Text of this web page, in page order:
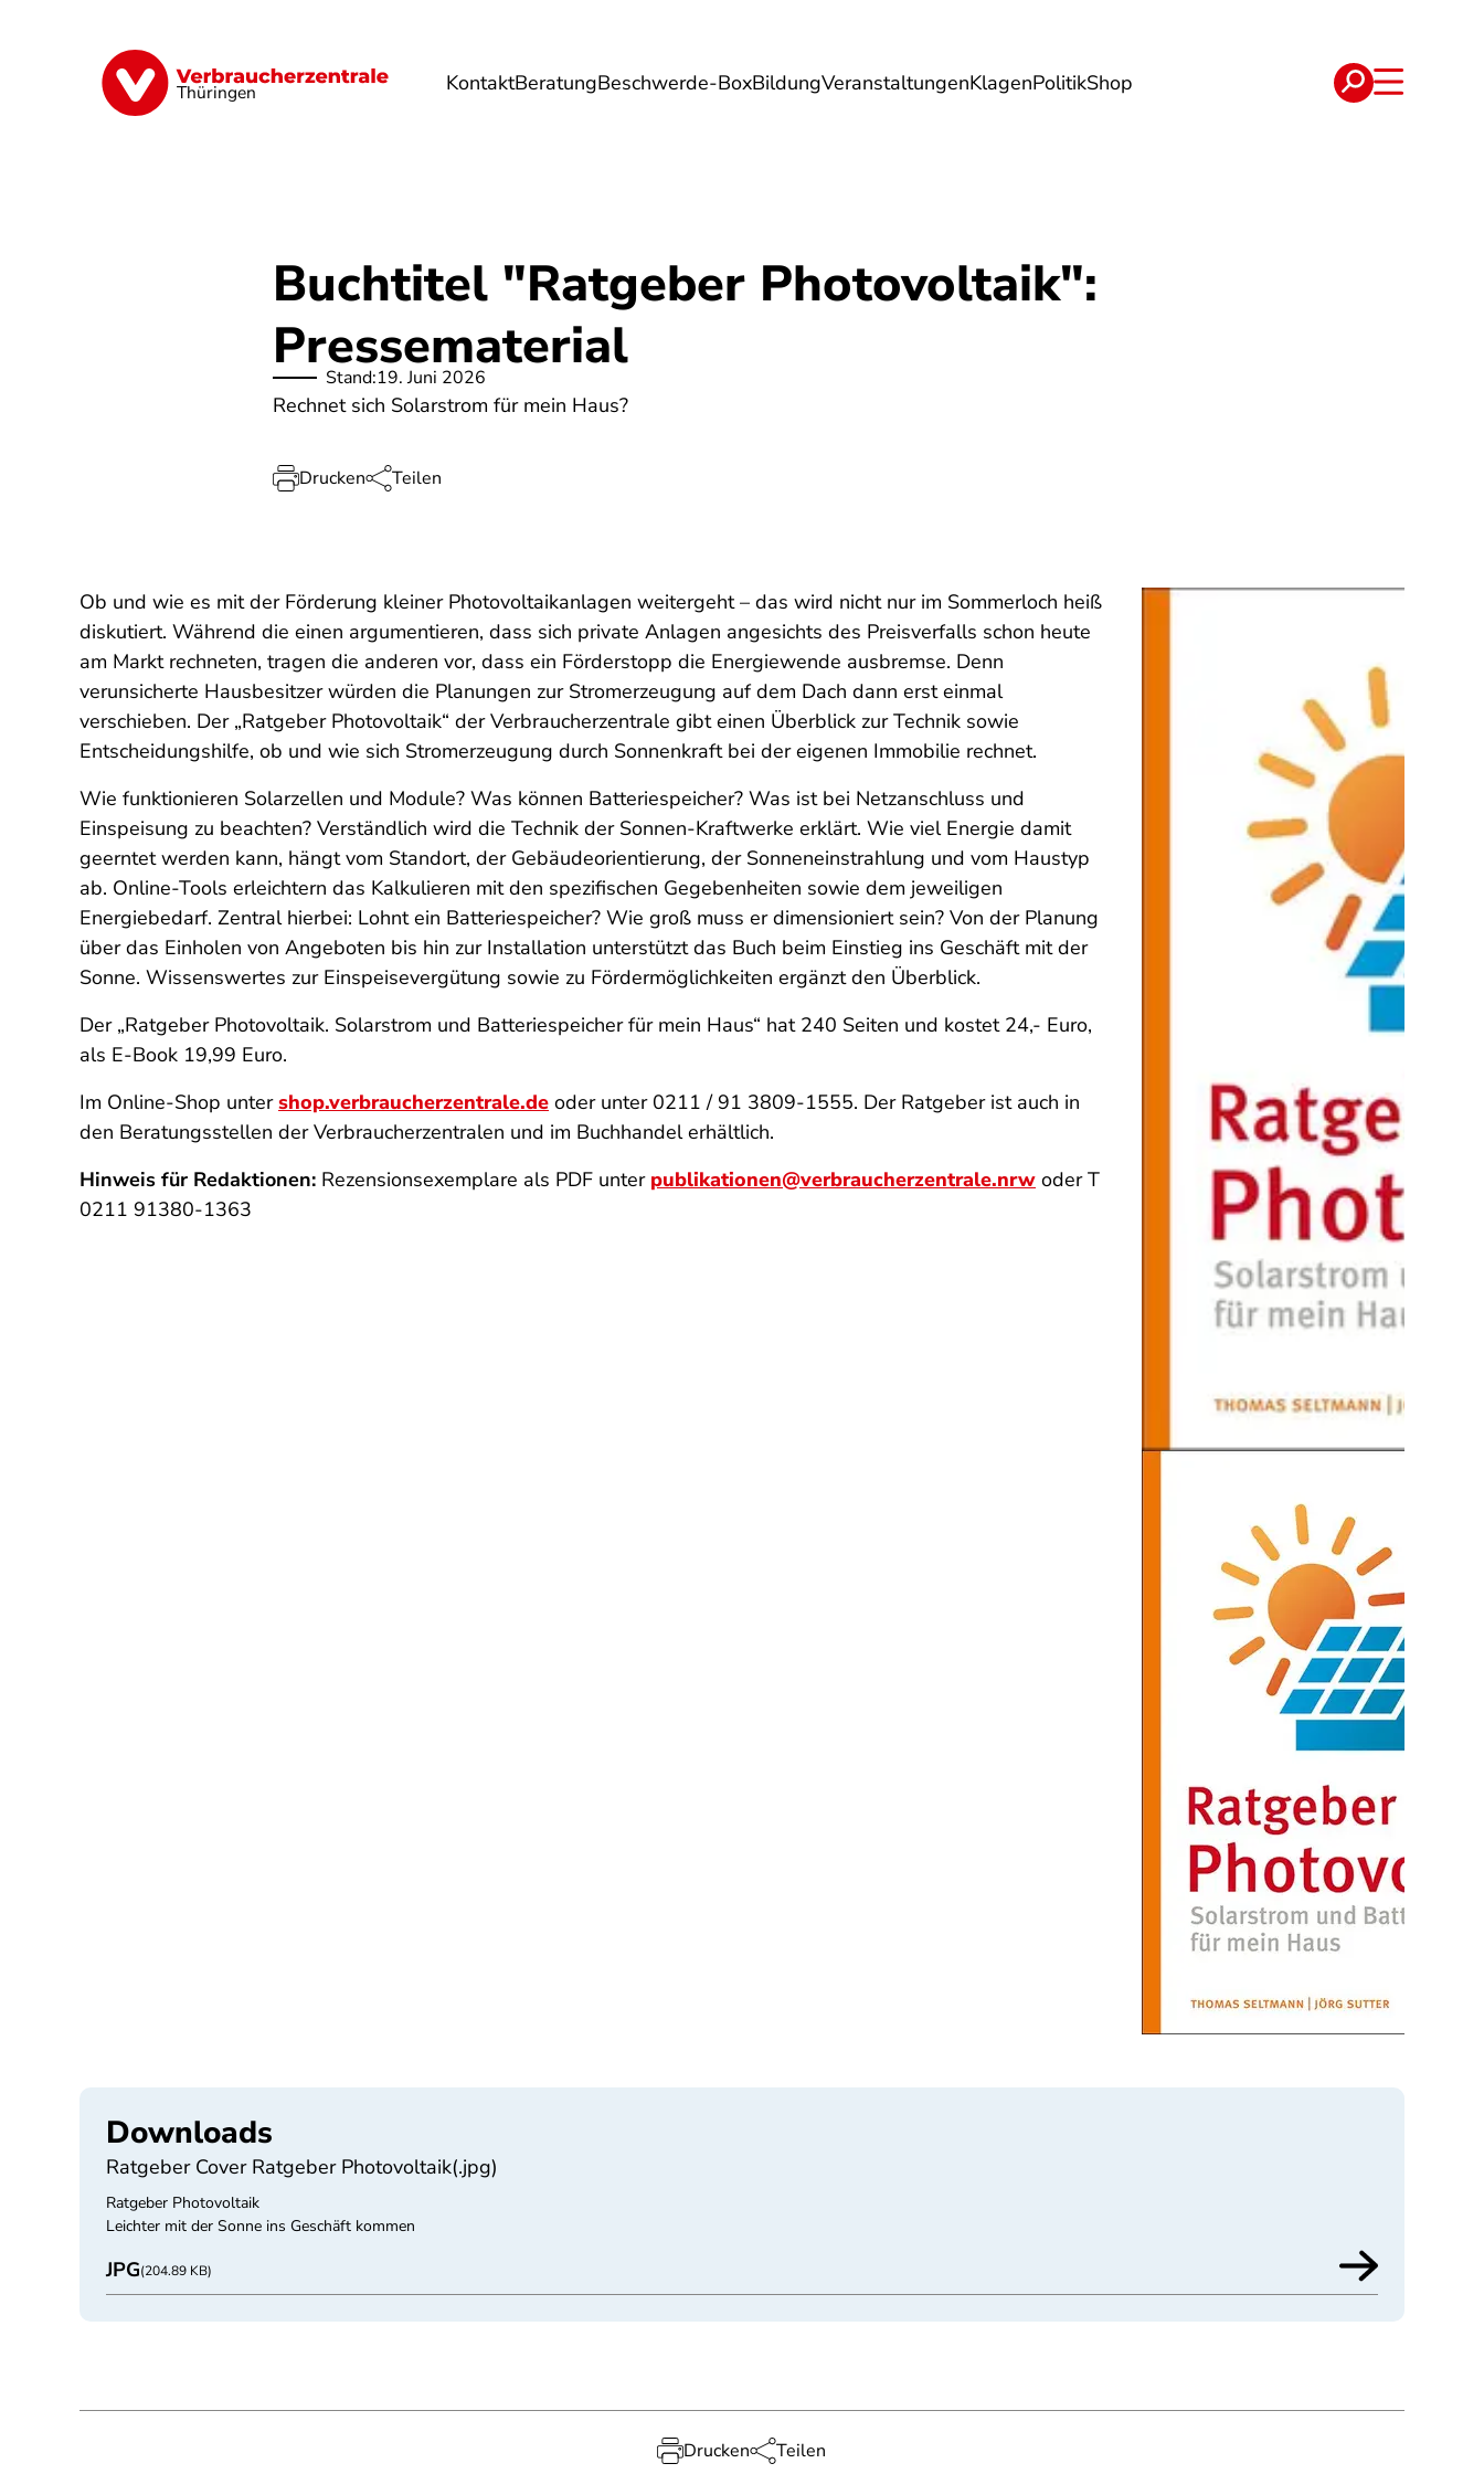
Thüringen KontaktBeratungBeschwerde-BoxBildungVeranstaltungenKlagenPolitikShop
Finanzen Digitales Lebensmittel Umwelt Gesundheit Energie Reise Verträge
Buchtitel "Ratgeber Photovoltaik":
Pressematerial
Stand:19. Juni 2026
Rechnet sich Solarstrom für mein Haus?
Drucken Teilen
Ob und wie es mit der Förderung kleiner Photovoltaikanlagen weitergeht – das wird nicht nur im Sommerloch heiß
diskutiert. Während die einen argumentieren, dass sich private Anlagen angesichts des Preisverfalls schon heute
am Markt rechneten, tragen die anderen vor, dass ein Förderstopp die Energiewende ausbremse. Denn
verunsicherte Hausbesitzer würden die Planungen zur Stromerzeugung auf dem Dach dann erst einmal
verschieben. Der „Ratgeber Photovoltaik“ der Verbraucherzentrale gibt einen Überblick zur Technik sowie
Entscheidungshilfe, ob und wie sich Stromerzeugung durch Sonnenkraft bei der eigenen Immobilie rechnet.
Wie funktionieren Solarzellen und Module? Was können Batteriespeicher? Was ist bei Netzanschluss und
Einspeisung zu beachten? Verständlich wird die Technik der Sonnen-Kraftwerke erklärt. Wie viel Energie damit
geerntet werden kann, hängt vom Standort, der Gebäudeorientierung, der Sonneneinstrahlung und vom Haustyp
ab. Online-Tools erleichtern das Kalkulieren mit den spezifischen Gegebenheiten sowie dem jeweiligen
Energiebedarf. Zentral hierbei: Lohnt ein Batteriespeicher? Wie groß muss er dimensioniert sein? Von der Planung
über das Einholen von Angeboten bis hin zur Installation unterstützt das Buch beim Einstieg ins Geschäft mit der
Sonne. Wissenswertes zur Einspeisevergütung sowie zu Fördermöglichkeiten ergänzt den Überblick.
Der „Ratgeber Photovoltaik. Solarstrom und Batteriespeicher für mein Haus“ hat 240 Seiten und kostet 24,- Euro,
als E-Book 19,99 Euro.
Im Online-Shop untershop.verbraucherzentrale.de oder unter 0211 / 91 3809-1555. Der Ratgeber ist auch in
den Beratungsstellen der Verbraucherzentralen und im Buchhandel erhältlich.
Hinweis für Redaktionen: Rezensionsexemplare als PDF unter publikationen@verbraucherzentrale.nrw oder T
0211 91380-1363
Downloads
Ratgeber Cover Ratgeber Photovoltaik(.jpg)
Ratgeber Photovoltaik
Leichter mit der Sonne ins Geschäft kommen
JPG(204.89 KB)
Drucken Teilen